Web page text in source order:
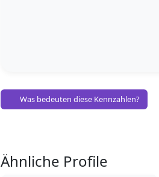
Was bedeuten diese Kennzahlen?
Ähnliche Profile